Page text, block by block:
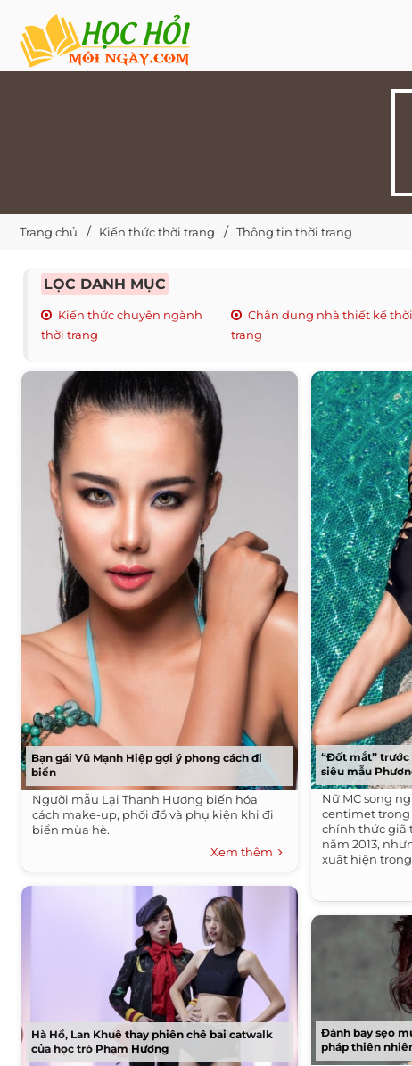
Trang chủ Kiến thức thời trang Thông tin thời trang
LỌC DANH MỤC
Kiến thức chuyên ngành
thời trang
Chân dung nhà thiết kế thời
trang
Bạn gái Vũ Mạnh Hiệp gợi ý phong cách đi
biển
Người mẫu Lại Thanh Hương biến hóa
cách make-up, phối đồ và phụ kiện khi đi
biển mùa hè.
Xem thêm
Hà Hồ, Lan Khuê thay phiên chê bai catwalk
của học trò Phạm Hương
“Đốt mắt” trước
siêu mẫu
Nữ MC song
centimet
chính thức giã
năm 2013,
xuất hiện
Đánh bay sẹo
pháp thiên